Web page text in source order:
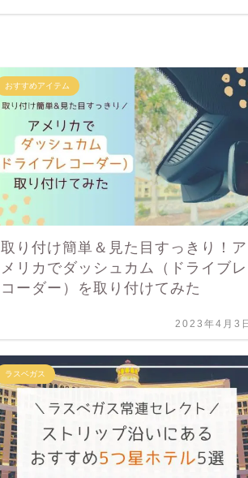
おすすめアイテム
取り付け簡単＆見た目すっきり！ア
メリカでダッシュカム（ドライブレ
コーダー）を取り付けてみた
2023年4月3
ラスベガス